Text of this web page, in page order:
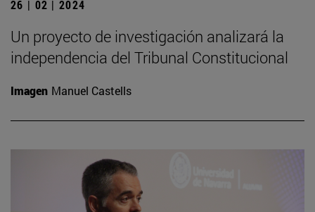
26 | 02 | 2024
Un proyecto de investigación analizará la
independencia del Tribunal Constitucional
Imagen Manuel Castells